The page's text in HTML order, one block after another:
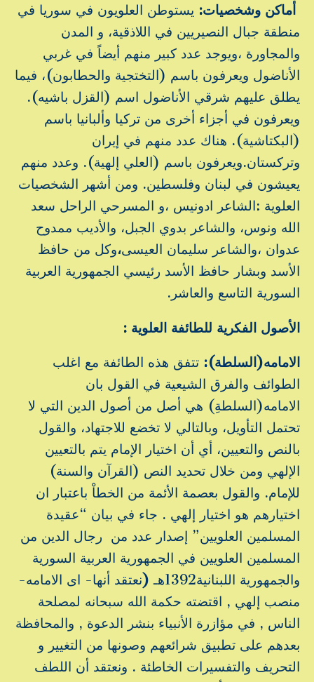
أماكن وشخصيات: يستوطن العلويون في سوريا في
منطقة جبال النصيريين في اللاذقية، و المدن
والمجاورة ،ويوجد عدد كبير منهم أيضاً في غربي
الأناضول ويعرفون باسم (التختجية والحطابون)، فيما
يطلق عليهم شرقي الأناضول اسم (القزل باشيه).
ويعرفون في أجزاء أخرى من تركيا وألبانيا باسم
(البكتاشية). هناك عدد منهم في إيران
وتركستان.ويعرفون باسم (العلي إلهية). وعدد منهم
يعيشون في لبنان وفلسطين. ومن أشهر الشخصيات
العلوية :الشاعر ادونيس ،و المسرحي الراحل سعد
الله ونوس، والشاعر بدوي الجبل، والأديب ممدوح
عدوان ،والشاعر سليمان العيسى،وكل من حافظ
الأسد وبشار حافظ الأسد رئيسي الجمهورية العربية
السورية التاسع والعاشر.
الأصول الفكرية للطائفة العلوية :
الامامه(السلطة): تتفق هذه الطائفة مع اغلب
الطوائف والفرق الشيعية في القول بان
الامامه(السلطةِ) هي أصل من أصول الدين التي لا
تحتمل التأويل، وبالتالي لا تخضع للاجتهاد، والقول
بالنص والتعيين، أي أن اختيار الإمام يتم بالتعيين
الإلهي ومن خلال تحديد النص (القرآن والسنة)
للإمام. والقول بعصمة الأئمة من الخطاْ باعتبار ان
اختيارهم هو اختيار إلهي . جاء في بيان “عقيدة
المسلمين العلويين” إصدار عدد من رجال الدين من
المسلمين العلويين في الجمهورية العربية السورية
والجمهورية اللبنانية1392هـ
(نعتقد أنها- اى الامامه-
منصب إلهي , اقتضته حكمة الله سبحانه لمصلحة
الناس , في مؤازرة الأنبياء بنشر الدعوة , والمحافظة
بعدهم على تطبيق شرائعهم وصونها من التغيير و
التحريف والتفسيرات الخاطئة . ونعتقد أن اللطف